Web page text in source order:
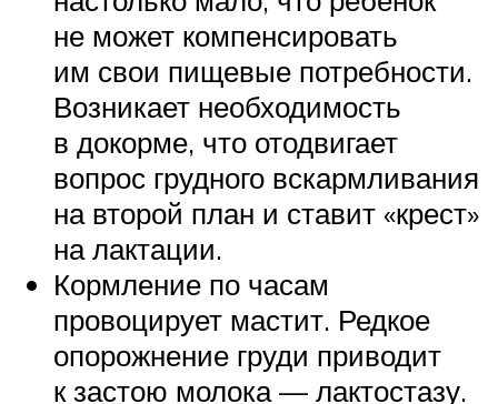
не может компенсировать
им свои пищевые потребности.
Возникает необходимость
в докорме, что отодвигает
вопрос грудного вскармливания
на второй план и ставит «крест»
на лактации.
Кормление по часам
провоцирует мастит. Редкое
опорожнение груди приводит
к застою молока — лактостазу.